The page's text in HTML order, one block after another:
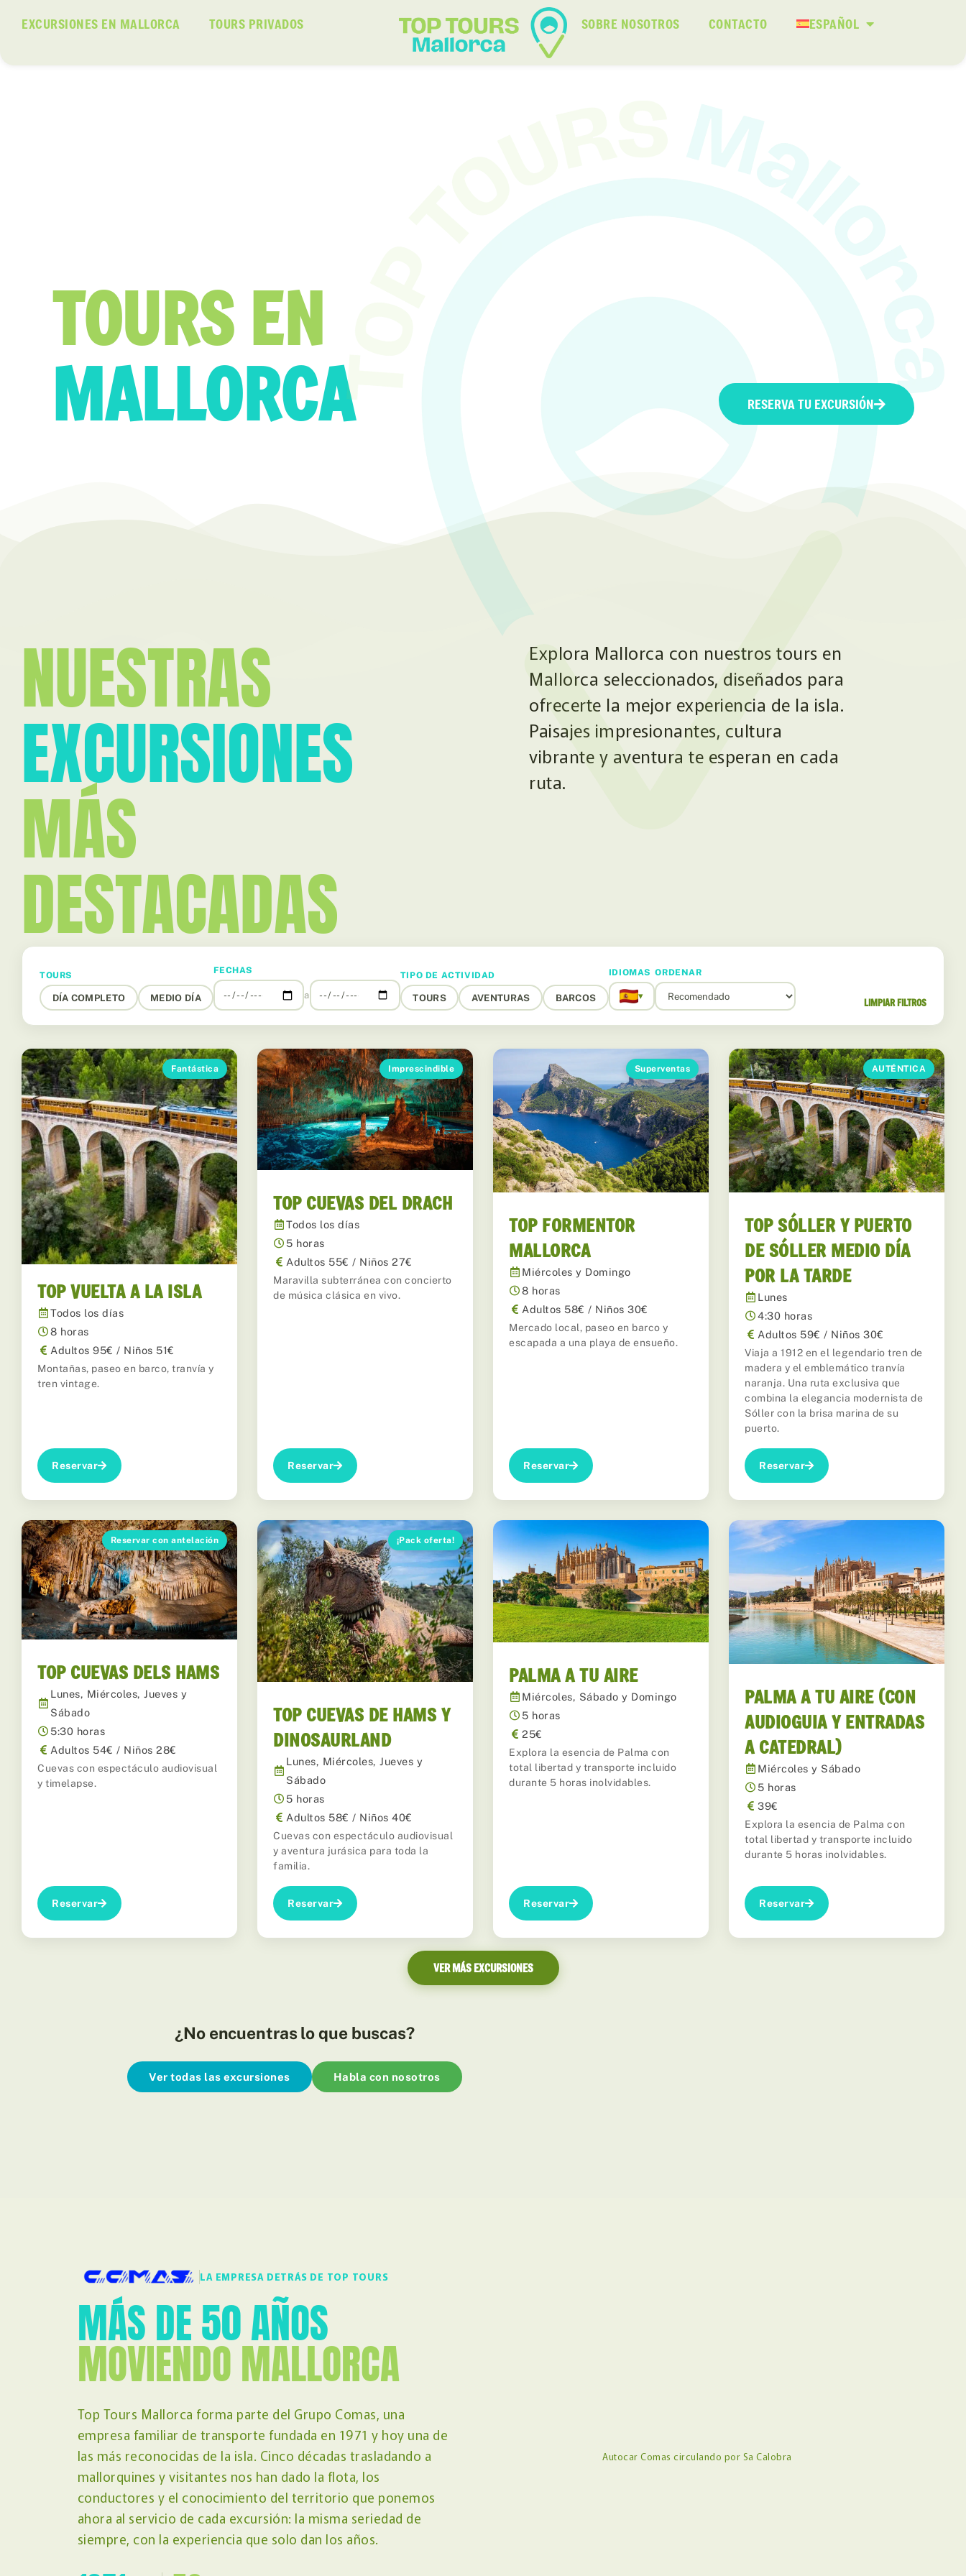
EXCURSIONES EN MALLORCA TOURS PRIVADOS SOBRE NOSOTROS CONTACTO ESPAÑOL
TOURS EN
MALLORCA
RESERVA TU EXCURSIÓN
NUESTRAS
EXCURSIONES
MÁS
DESTACADAS
Explora Mallorca con nuestros tours en
Mallorca seleccionados, diseñados para
ofrecerte la mejor experiencia de la isla.
Paisajes impresionantes, cultura
vibrante y aventura te esperan en cada
ruta.
TOURS
DÍA COMPLETO MEDIO DÍA
FECHAS
a
TIPO DE ACTIVIDAD
TOURS AVENTURAS BARCOS
IDIOMAS
▾
ORDENAR
LIMPIAR FILTROS
Fantástica
TOP VUELTA A LA ISLA
Todos los días
8 horas
Adultos 95€ / Niños 51€
Montañas, paseo en barco, tranvía y
tren vintage.
Reservar
Imprescindible
TOP CUEVAS DEL DRACH
Todos los días
5 horas
Adultos 55€ / Niños 27€
Maravilla subterránea con concierto
de música clásica en vivo.
Reservar
Superventas
TOP FORMENTOR
MALLORCA
Miércoles y Domingo
8 horas
Adultos 58€ / Niños 30€
Mercado local, paseo en barco y
escapada a una playa de ensueño.
Reservar
AUTÉNTICA
TOP SÓLLER Y PUERTO
DE SÓLLER MEDIO DÍA
POR LA TARDE
Lunes
4:30 horas
Adultos 59€ / Niños 30€
Viaja a 1912 en el legendario tren de
madera y el emblemático tranvía
naranja. Una ruta exclusiva que
combina la elegancia modernista de
Sóller con la brisa marina de su
puerto.
Reservar
Reservar con antelación
TOP CUEVAS DELS HAMS
Lunes, Miércoles, Jueves y
Sábado
5:30 horas
Adultos 54€ / Niños 28€
Cuevas con espectáculo audiovisual
y timelapse.
Reservar
¡Pack oferta!
TOP CUEVAS DE HAMS Y
DINOSAURLAND
Lunes, Miércoles, Jueves y
Sábado
5 horas
Adultos 58€ / Niños 40€
Cuevas con espectáculo audiovisual
y aventura jurásica para toda la
familia.
Reservar
PALMA A TU AIRE
Miércoles, Sábado y Domingo
5 horas
25€
Explora la esencia de Palma con
total libertad y transporte incluido
durante 5 horas inolvidables.
Reservar
PALMA A TU AIRE (CON
AUDIOGUIA Y ENTRADAS
A CATEDRAL)
Miércoles y Sábado
5 horas
39€
Explora la esencia de Palma con
total libertad y transporte incluido
durante 5 horas inolvidables.
Reservar
VER MÁS EXCURSIONES
¿No encuentras lo que buscas?
Ver todas las excursiones Habla con nosotros
LA EMPRESA DETRÁS DE TOP TOURS
MÁS DE 50 AÑOS
MOVIENDO MALLORCA
Top Tours Mallorca forma parte del Grupo Comas, una
empresa familiar de transporte fundada en 1971 y hoy una de
las más reconocidas de la isla. Cinco décadas trasladando a
mallorquines y visitantes nos han dado la flota, los
conductores y el conocimiento del territorio que ponemos
ahora al servicio de cada excursión: la misma seriedad de
siempre, con la experiencia que solo dan los años.
Autocar Comas circulando por Sa Calobra